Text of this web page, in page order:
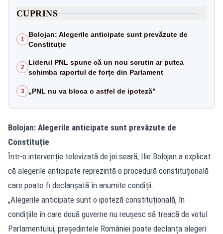
CUPRINS
1
Bolojan: Alegerile anticipate sunt prevăzute de
Constituție
2
Liderul PNL spune că un nou scrutin ar putea
schimba raportul de forțe din Parlament
3 „PNL nu va bloca o astfel de ipoteză”
Bolojan: Alegerile anticipate sunt prevăzute de
Constituție
Într-o intervenție televizată de joi seară, Ilie Bolojan a explicat
că alegerile anticipate reprezintă o procedură constituțională
care poate fi declanșată în anumite condiții.
„Alegerile anticipate sunt o ipoteză constituțională, în
condițiile în care două guverne nu reușesc să treacă de votul
Parlamentului, președintele României poate declanța alegeri